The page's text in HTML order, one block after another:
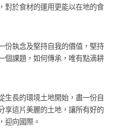
對於食材的運用更能以在地的食
份執念及堅持自我的價值，堅持
個課題，如何傳承，唯有點滴耕
生長的環境土地開始，盡一份自
享這片美麗的土地，讓所有好的
迎向國際。